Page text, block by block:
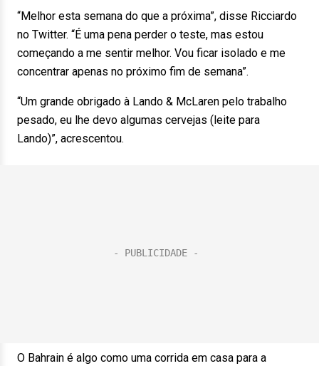
“Melhor esta semana do que a próxima”, disse Ricciardo
no Twitter. “É uma pena perder o teste, mas estou
começando a me sentir melhor. Vou ficar isolado e me
concentrar apenas no próximo fim de semana”.
“Um grande obrigado à Lando & McLaren pelo trabalho
pesado, eu lhe devo algumas cervejas (leite para
Lando)”, acrescentou.
O Bahrain é algo como uma corrida em casa para a